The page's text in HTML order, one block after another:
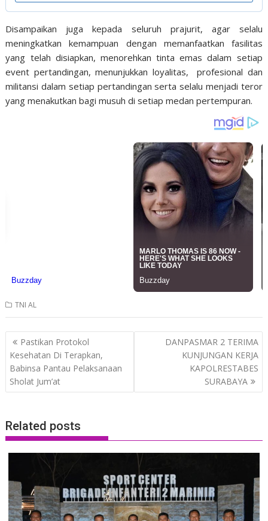
Disampaikan juga kepada seluruh prajurit, agar selalu
meningkatkan kemampuan dengan memanfaatkan fasilitas
yang telah disiapkan, menorehkan tinta emas dalam setiap
event pertandingan, menunjukkan loyalitas, profesional dan
militansi dalam setiap pertandingan serta selalu menjadi teror
yang menakutkan bagi musuh di setiap medan pertempuran.
TNI AL
Post
navigation
Pastikan Protokol
Kesehatan Di Terapkan,
Babinsa Pantau Pelaksanaan
Sholat Jum’at
DANPASMAR 2 TERIMA
KUNJUNGAN KERJA
KAPOLRESTABES
SURABAYA
Related posts